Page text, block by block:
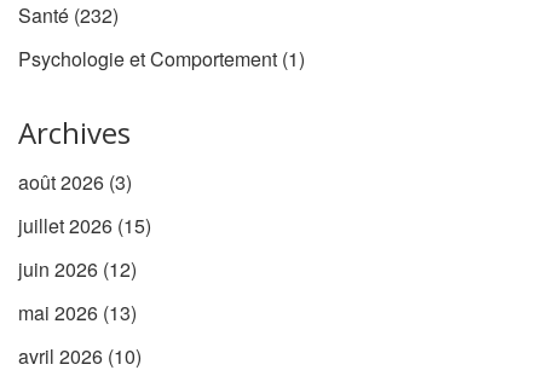
Santé (232)
Psychologie et Comportement (1)
Archives
août 2026 (3)
juillet 2026 (15)
juin 2026 (12)
mai 2026 (13)
avril 2026 (10)